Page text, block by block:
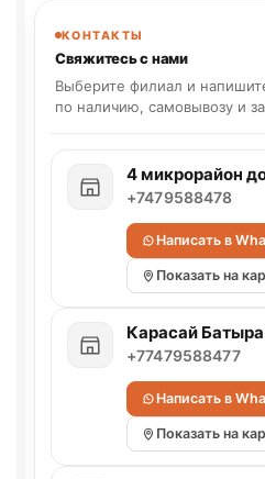
КОНТАКТЫ
Свяжитесь с нами
Выберите филиал и
по наличию, самовывозу и
4 микрорайон
+7479588478
Написать в
Показать на
Карасай
+77479588477
Написать в
Показать на